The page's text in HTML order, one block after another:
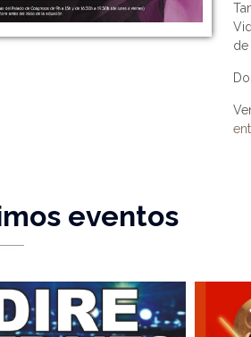
de
eventos